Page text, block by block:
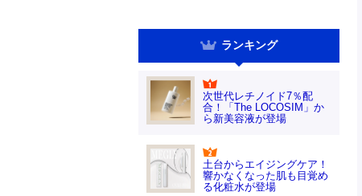
ランキング
次世代レチノイド7％配
合！「The LOCOSIM」か
ら新美容液が登場
土台からエイジングケア！
響かなくなった肌も目覚め
る化粧水が登場